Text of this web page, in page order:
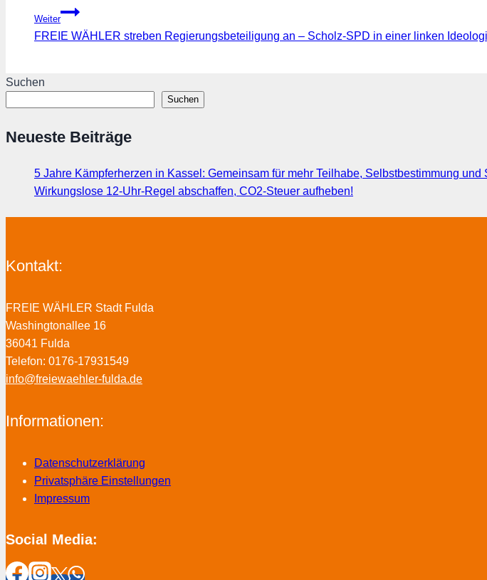
Weiter
FREIE WÄHLER streben Regierungsbeteiligung an – Scholz-SPD in einer linken
Suchen
Suchen
Neueste Beiträge
5 Jahre Kämpferherzen in Kassel: Gemeinsam für mehr Teilhabe, Selbstbestimmung und
Wirkungslose 12-Uhr-Regel abschaffen, CO2-Steuer aufheben!
Kontakt:
FREIE WÄHLER Stadt Fulda
Washingtonallee 16
36041 Fulda
Telefon: 0176-17931549
info@freiewaehler-fulda.de
Informationen:
Datenschutzerklärung
Privatsphäre Einstellungen
Impressum
Social Media: